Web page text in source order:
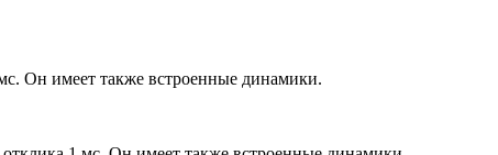
Он имеет также встроенные динамики.